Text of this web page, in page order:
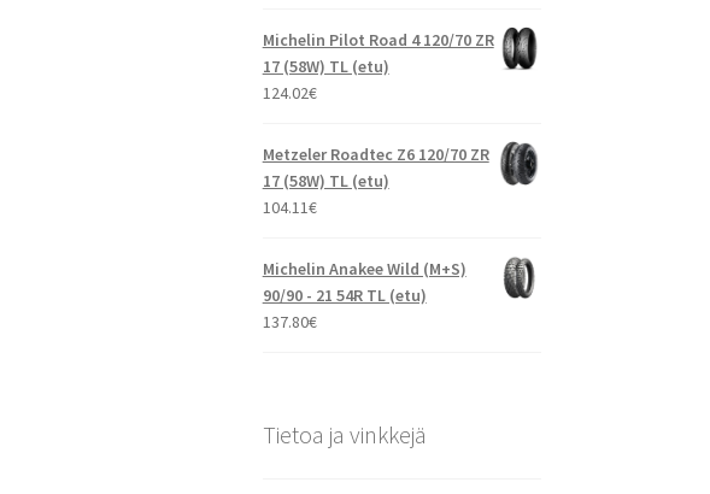
Michelin Pilot Road 4 120/70 ZR
17 (58W) TL (etu)
124.02€
Metzeler Roadtec Z6 120/70 ZR
17 (58W) TL (etu)
104.11€
Michelin Anakee Wild (M+S)
90/90 - 21 54R TL (etu)
137.80€
Tietoa ja vinkkejä